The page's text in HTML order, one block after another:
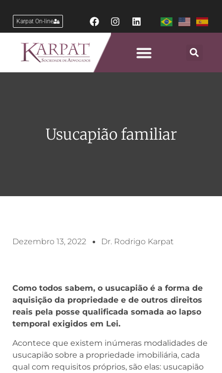
Karpat On-line
Usucapião familiar
Dezembro 13, 2022 Dr. Rodrigo Karpat
Como todos sabem, o usucapião é a forma de
aquisição da propriedade e de outros direitos
reais pela posse qualificada somada ao lapso
temporal exigidos em Lei.
Acontece que existem inúmeras modalidades de
usucapião sobre a propriedade imobiliária, cada
qual com requisitos próprios, são elas: usucapião